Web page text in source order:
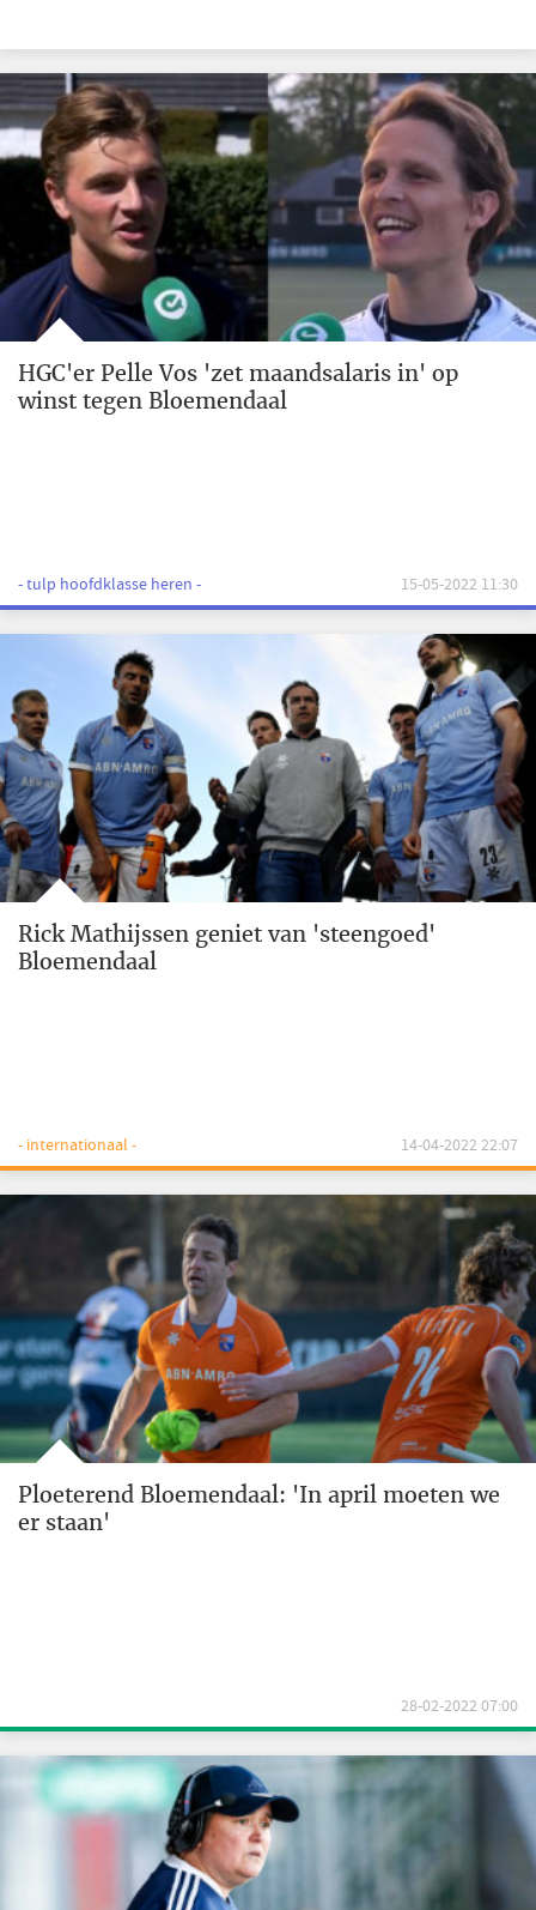
HGC'er Pelle Vos 'zet maandsalaris in' op
winst tegen Bloemendaal
- tulp hoofdklasse heren - 15-05-2022 11:30
Rick Mathijssen geniet van 'steengoed'
Bloemendaal
- internationaal - 14-04-2022 22:07
Ploeterend Bloemendaal: 'In april moeten we
er staan'
28-02-2022 07:00